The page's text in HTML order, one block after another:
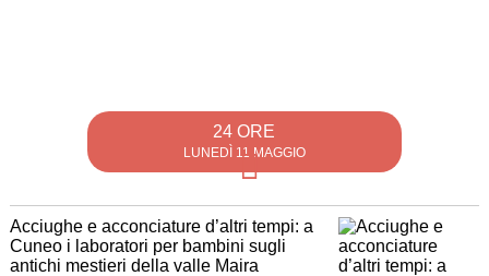
24 ORE
LUNEDÌ 11 MAGGIO
Acciughe e acconciature d’altri tempi: a
Cuneo i laboratori per bambini sugli
antichi mestieri della valle Maira